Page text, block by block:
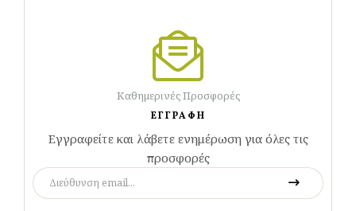
Καθημερινές Προσφορές
ΕΓΓΡΑΦΗ
Εγγραφείτε και λάβετε ενημέρωση για όλες τις
προσφορές